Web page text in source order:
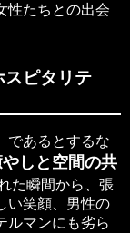
性たちとの出会
スピタリテ
であるとするな
やしと空間の共
た瞬間から、張
い笑顔、男性の
ルマンにも劣ら